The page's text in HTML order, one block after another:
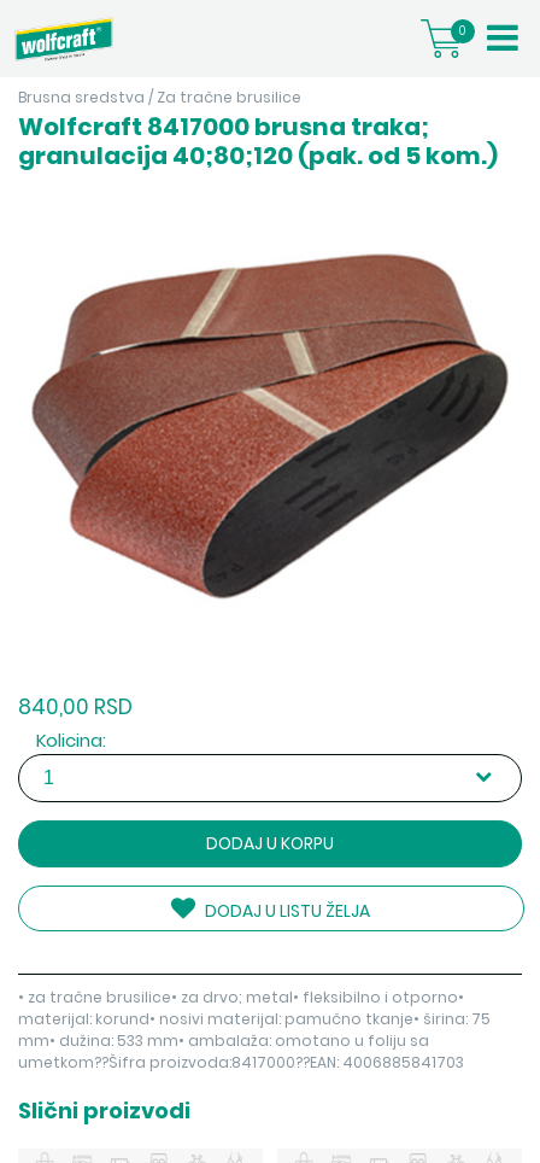
0
Brusna sredstva / Za tračne brusilice
Wolfcraft 8417000 brusna traka;
granulacija 40;80;120 (pak. od 5 kom.)
840,00 RSD
Kolicina:
DODAJ U KORPU
DODAJ U LISTU ŽELJA
• za tračne brusilice• za drvo; metal• fleksibilno i otporno•
materijal: korund• nosivi materijal: pamučno tkanje• širina: 75
mm• dužina: 533 mm• ambalaža: omotano u foliju sa
umetkom??Šifra proizvoda:8417000??EAN: 4006885841703
Slični proizvodi